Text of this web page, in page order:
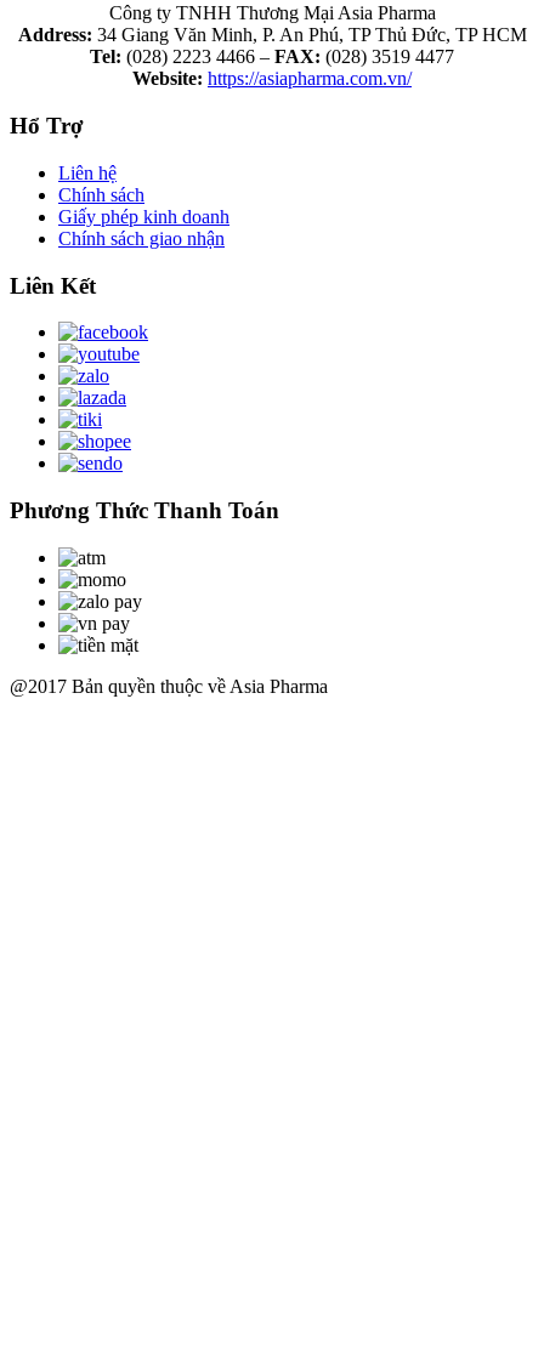
Công ty TNHH Thương Mại Asia Pharma
Address: 34 Giang Văn Minh, P. An Phú, TP Thủ Đức, TP HCM
Tel: (028) 2223 4466 – FAX: (028) 3519 4477
Website: https://asiapharma.com.vn/
Hổ Trợ
Liên hệ
Chính sách
Giấy phép kinh doanh
Chính sách giao nhận
Liên Kết
Phương Thức Thanh Toán
@2017 Bản quyền thuộc về Asia Pharma